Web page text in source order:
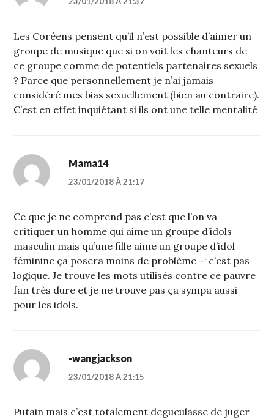
Les Coréens pensent qu’il n’est possible d’aimer un
groupe de musique que si on voit les chanteurs de
ce groupe comme de potentiels partenaires sexuels
? Parce que personnellement je n’ai jamais
considéré mes bias sexuellement (bien au contraire).
C’est en effet inquiétant si ils ont une telle mentalité
Mama14
23/01/2018 À 21:17
Ce que je ne comprend pas c’est que l’on va
critiquer un homme qui aime un groupe d’idols
masculin mais qu’une fille aime un groupe d’idol
féminine ça posera moins de problème –‘ c’est pas
logique. Je trouve les mots utilisés contre ce pauvre
fan très dure et je ne trouve pas ça sympa aussi
pour les idols.
-wangjackson
23/01/2018 À 21:15
Putain mais c’est totalement degueulasse de juger